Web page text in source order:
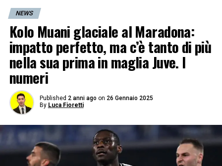
NEWS
Kolo Muani glaciale al Maradona:
impatto perfetto, ma c’è tanto di più
nella sua prima in maglia Juve. I
numeri
Published 2 anni ago on 26 Gennaio 2025
By Luca Fioretti